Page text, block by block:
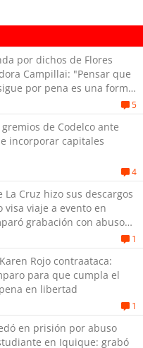
por dichos de Flores
Campillai: "Pensar que
por pena es una forma
5
de Codelco ante
incorporar capitales
4
La Cruz hizo sus descargos
visa viaje a evento en
grabación con abuso
1
Rojo contraataca:
para que cumpla el
en libertad
1
en prisión por abuso
en Iquique: grabó